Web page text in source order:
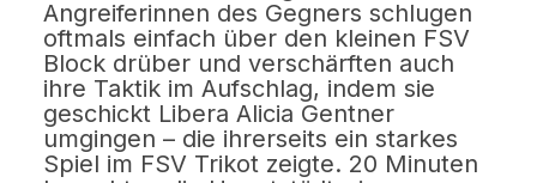
Angreiferinnen des Gegners schlugen
oftmals einfach über den kleinen FSV
Block drüber und verschärften auch
ihre Taktik im Aufschlag, indem sie
geschickt Libera Alicia Gentner
umgingen – die ihrerseits ein starkes
Spiel im FSV Trikot zeigte. 20 Minuten